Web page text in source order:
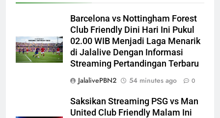
Barcelona vs Nottingham Forest
Club Friendly Dini Hari Ini Pukul
02.00 WIB Menjadi Laga Menarik
di Jalalive Dengan Informasi
Streaming Pertandingan Terbaru
JalalivePBN2
54 minutes ago 0
Saksikan Streaming PSG vs Man
United Club Friendly Malam Ini